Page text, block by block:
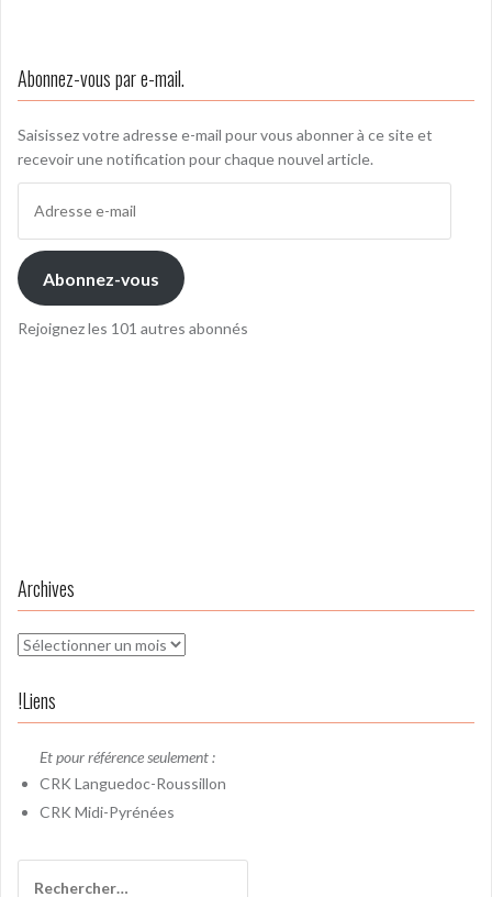
Abonnez-vous par e-mail.
Saisissez votre adresse e-mail pour vous abonner à ce site et
recevoir une notification pour chaque nouvel article.
mail
Abonnez-vous
Rejoignez les 101 autres abonnés
Archives
Archives
!Liens
Et pour référence seulement :
CRK Languedoc-Roussillon
CRK Midi-Pyrénées